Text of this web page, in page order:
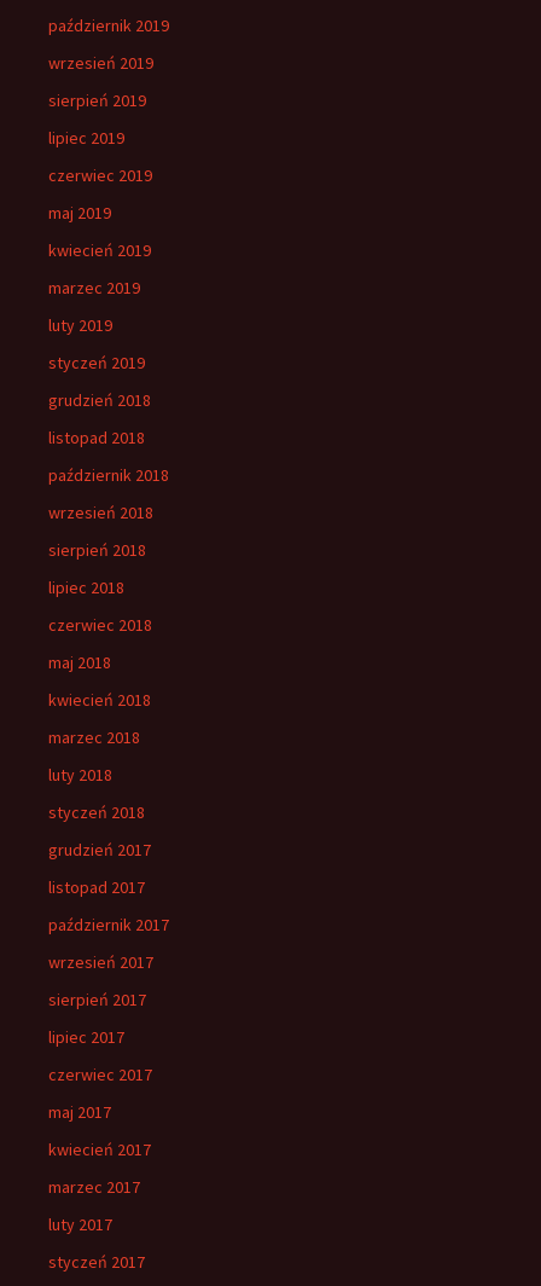
październik 2019
wrzesień 2019
sierpień 2019
lipiec 2019
czerwiec 2019
maj 2019
kwiecień 2019
marzec 2019
luty 2019
styczeń 2019
grudzień 2018
listopad 2018
październik 2018
wrzesień 2018
sierpień 2018
lipiec 2018
czerwiec 2018
maj 2018
kwiecień 2018
marzec 2018
luty 2018
styczeń 2018
grudzień 2017
listopad 2017
październik 2017
wrzesień 2017
sierpień 2017
lipiec 2017
czerwiec 2017
maj 2017
kwiecień 2017
marzec 2017
luty 2017
styczeń 2017